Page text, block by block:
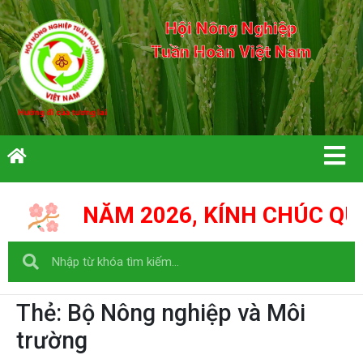
Hội Nông Nghiệp
Tuần Hoàn Việt Nam
NĂM 2026, KÍNH CHÚC QUÝ
Thẻ: Bộ Nông nghiệp và Môi
trường